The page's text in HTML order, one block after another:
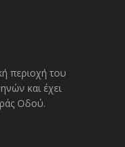
περιοχή του
και έχει
Οδού.